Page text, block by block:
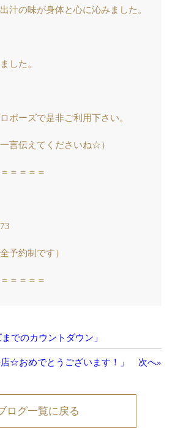
汁の味が身体と心に沁みました。
した。
ポーズで是非ご利用下さい。
言伝えてくださいね☆）
＝＝＝＝
予約制です）
＝＝＝＝
でのカウントダウン」
店☆おめでとうございます！」 次へ»
ログ一覧に戻る